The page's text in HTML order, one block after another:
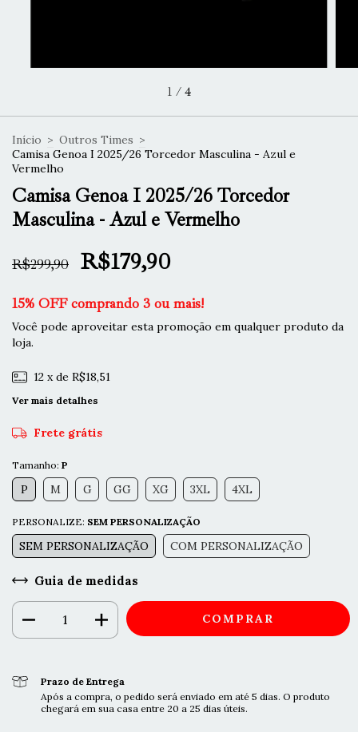
1 / 4
Início > Outros Times >
Camisa Genoa I 2025/26 Torcedor Masculina - Azul e
Vermelho
Camisa Genoa I 2025/26 Torcedor
Masculina - Azul e Vermelho
R$299,90 R$179,90
15% OFF comprando 3 ou mais!
Você pode aproveitar esta promoção em qualquer produto da
loja.
12 x de R$18,51
Ver mais detalhes
Frete grátis
Tamanho: P
P M G GG XG 3XL 4XL
PERSONALIZE: SEM PERSONALIZAÇÃO
SEM PERSONALIZAÇÃO COM PERSONALIZAÇÃO
Guia de medidas
Prazo de Entrega
Após a compra, o pedido será enviado em até 5 dias. O produto
chegará em sua casa entre 20 a 25 dias úteis.